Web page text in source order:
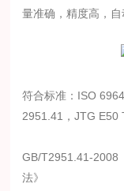
量准确，精度高，自
符合标准：ISO
2951.41，JTG E50
GB/T2951.41-2008
法》